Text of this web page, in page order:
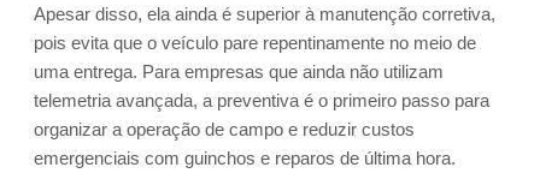
Apesar disso, ela ainda é superior à manutenção corretiva,
pois evita que o veículo pare repentinamente no meio de
uma entrega. Para empresas que ainda não utilizam
telemetria avançada, a preventiva é o primeiro passo para
organizar a operação de campo e reduzir custos
emergenciais com guinchos e reparos de última hora.